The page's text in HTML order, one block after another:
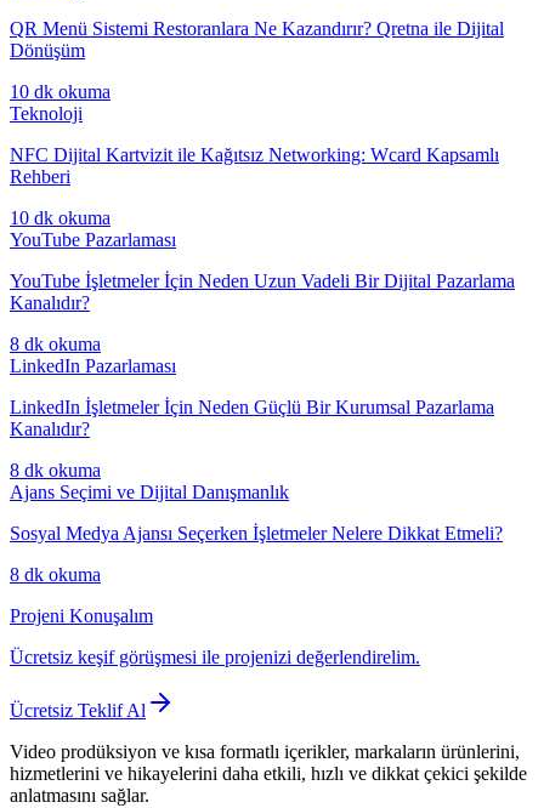
QR Menü Sistemi Restoranlara Ne Kazandırır? Qretna ile Dijital
Dönüşüm
10 dk okuma
Teknoloji
NFC Dijital Kartvizit ile Kağıtsız Networking: Wcard Kapsamlı
Rehberi
10 dk okuma
YouTube Pazarlaması
YouTube İşletmeler İçin Neden Uzun Vadeli Bir Dijital Pazarlama
Kanalıdır?
8 dk okuma
LinkedIn Pazarlaması
LinkedIn İşletmeler İçin Neden Güçlü Bir Kurumsal Pazarlama
Kanalıdır?
8 dk okuma
Ajans Seçimi ve Dijital Danışmanlık
Sosyal Medya Ajansı Seçerken İşletmeler Nelere Dikkat Etmeli?
8 dk okuma
Projeni Konuşalım
Ücretsiz keşif görüşmesi ile projenizi değerlendirelim.
Ücretsiz Teklif Al
Video prodüksiyon ve kısa formatlı içerikler, markaların ürünlerini,
hizmetlerini ve hikayelerini daha etkili, hızlı ve dikkat çekici şekilde
anlatmasını sağlar.